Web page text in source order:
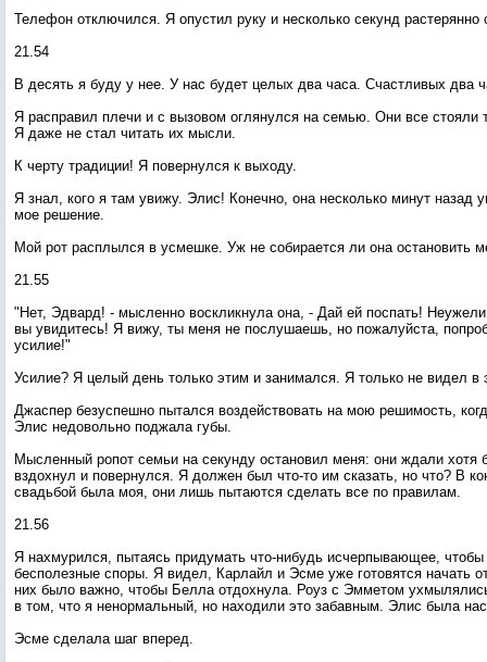
Телефон отключился. Я опустил руку и несколько секунд растерянно
21.54
В десять я буду у нее. У нас будет целых два часа. Счастливых два
Я расправил плечи и с вызовом оглянулся на семью. Они все стояли
Я даже не стал читать их мысли.
К черту традиции! Я повернулся к выходу.
Я знал, кого я там увижу. Элис! Конечно, она несколько минут назад
мое решение.
Мой рот расплылся в усмешке. Уж не собирается ли она остановить
21.55
"Нет, Эдвард! - мысленно воскликнула она, - Дай ей поспать! Неужели
вы увидитесь! Я вижу, ты меня не послушаешь, но пожалуйста,
усилие!"
Усилие? Я целый день только этим и занимался. Я только не видел
Джаспер безуспешно пытался воздействовать на мою решимость,
Элис недовольно поджала губы.
Мысленный ропот семьи на секунду остановил меня: они ждали хотя
вздохнул и повернулся. Я должен был что-то им сказать, но что? В
свадьбой была моя, они лишь пытаются сделать все по правилам.
21.56
Я нахмурился, пытаясь придумать что-нибудь исчерпывающее, чтобы
бесполезные споры. Я видел, Карлайл и Эсме уже готовятся начать
них было важно, чтобы Белла отдохнула. Роуз с Эмметом
в том, что я ненормальный, но находили это забавным. Элис была
Эсме сделала шаг вперед.